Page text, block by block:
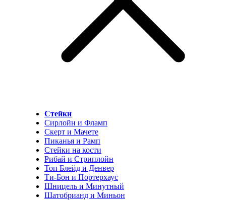
Стейки
Сирлойн и Фламп
Скерт и Мачете
Пиканья и Рамп
Стейки на кости
Рибай и Стриплойн
Топ Блейд и Денвер
Ти-Бон и Портерхаус
Шницель и Минутный
Шатобрианд и Миньон